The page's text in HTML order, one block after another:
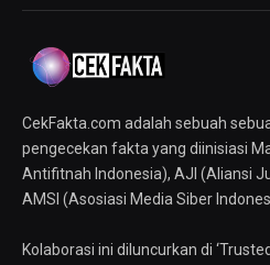
CekFakta.com adalah sebuah
pengecekan fakta yang diinisiasi
Antifitnah Indonesia), AJI (Aliansi
AMSI (Asosiasi Media Siber
Kolaborasi ini diluncurkan di